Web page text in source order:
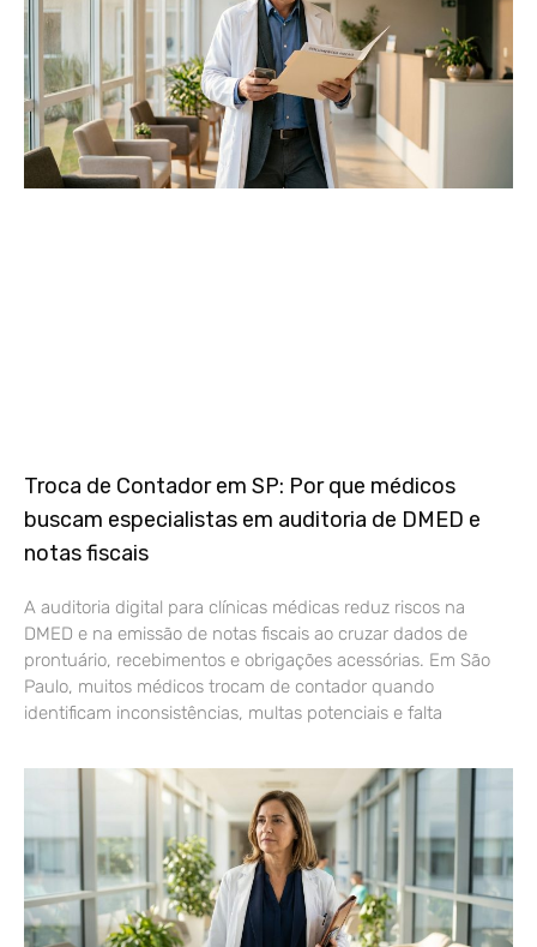
Troca de Contador em SP: Por que médicos
buscam especialistas em auditoria de DMED e
notas fiscais
A auditoria digital para clínicas médicas reduz riscos na
DMED e na emissão de notas fiscais ao cruzar dados de
prontuário, recebimentos e obrigações acessórias. Em São
Paulo, muitos médicos trocam de contador quando
identificam inconsistências, multas potenciais e falta